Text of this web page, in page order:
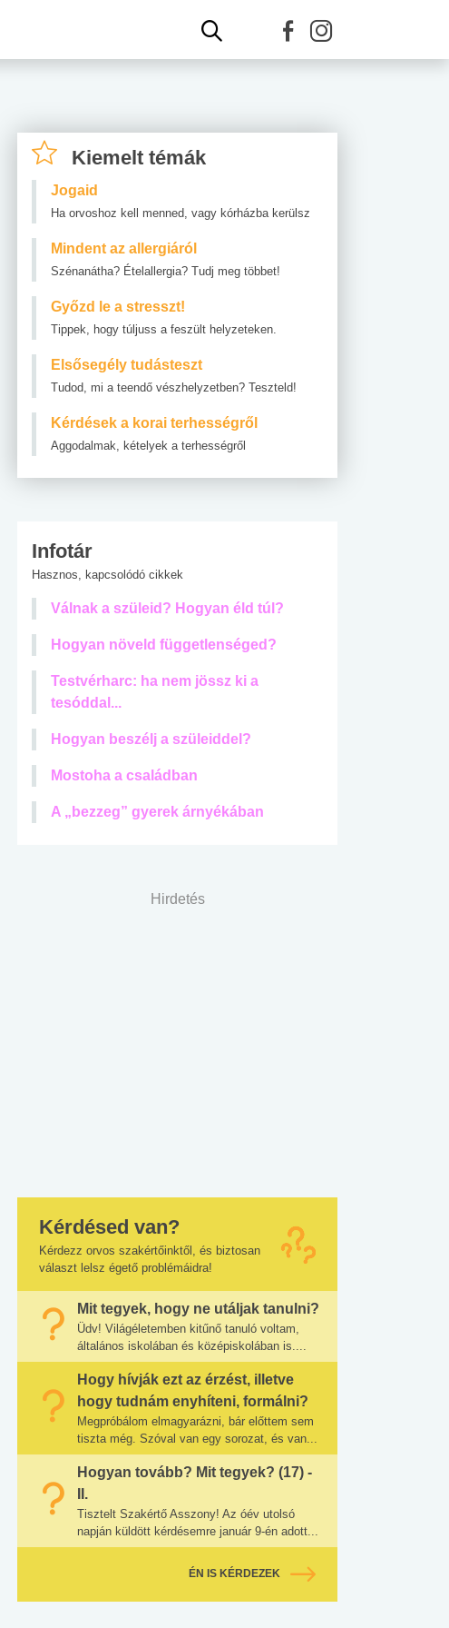
Kiemelt témák
Jogaid
Ha orvoshoz kell menned, vagy kórházba kerülsz
Mindent az allergiáról
Szénanátha? Ételallergia? Tudj meg többet!
Győzd le a stresszt!
Tippek, hogy túljuss a feszült helyzeteken.
Elsősegély tudásteszt
Tudod, mi a teendő vészhelyzetben? Teszteld!
Kérdések a korai terhességről
Aggodalmak, kételyek a terhességről
Infotár
Hasznos, kapcsolódó cikkek
Válnak a szüleid? Hogyan éld túl?
Hogyan növeld függetlenséged?
Testvérharc: ha nem jössz ki a
tesóddal...
Hogyan beszélj a szüleiddel?
Mostoha a családban
A „bezzeg” gyerek árnyékában
Hirdetés
Kérdésed van?
Kérdezz orvos szakértőinktől, és biztosan
választ lelsz égető problémáidra!
Mit tegyek, hogy ne utáljak tanulni?
Üdv! Világéletemben kitűnő tanuló voltam,
általános iskolában és középiskolában is....
Hogy hívják ezt az érzést, illetve
hogy tudnám enyhíteni, formálni?
Megpróbálom elmagyarázni, bár előttem sem
tiszta még. Szóval van egy sorozat, és van...
Hogyan tovább? Mit tegyek? (17) -
II.
Tisztelt Szakértő Asszony! Az óév utolsó
napján küldött kérdésemre január 9-én adott...
ÉN IS KÉRDEZEK